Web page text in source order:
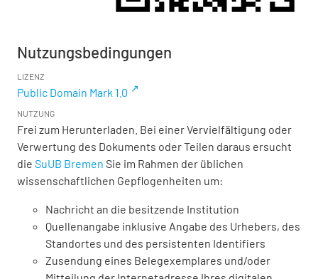
Nutzungsbedingungen
LIZENZ
Public Domain Mark 1.0
NUTZUNG
Frei zum Herunterladen. Bei einer Vervielfältigung oder
Verwertung des Dokuments oder Teilen daraus ersucht
die SuUB Bremen Sie im Rahmen der üblichen
wissenschaftlichen Gepflogenheiten um:
Nachricht an die besitzende Institution
Quellenangabe inklusive Angabe des Urhebers, des
Standortes und des persistenten Identifiers
Zusendung eines Belegexemplares und/oder